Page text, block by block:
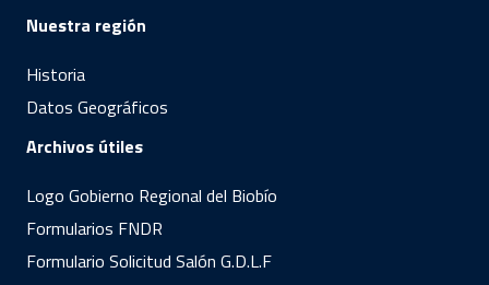
Nuestra región
Historia
Datos Geográficos
Archivos útiles
Logo Gobierno Regional del Biobío
Formularios FNDR
Formulario Solicitud Salón G.D.L.F